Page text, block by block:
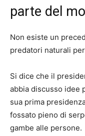
parte del
Non esiste un
predatori naturali
Si dice che il
abbia discusso idee
sua prima
fossato pieno di
gambe alle persone.